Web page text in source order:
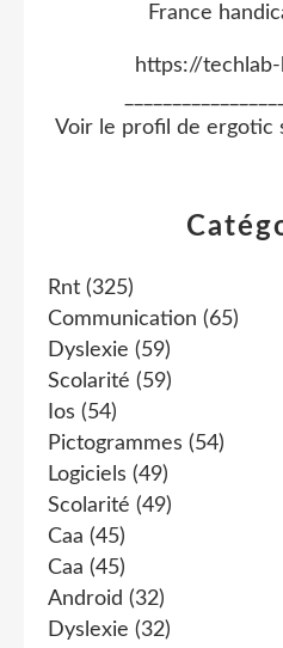
Rnt (325)
Communication (65)
Dyslexie (59)
Scolarité (59)
Ios (54)
Pictogrammes (54)
Logiciels (49)
Scolarité (49)
Caa (45)
Caa (45)
Android (32)
Dyslexie (32)
https://
Voir le profil de ergotic